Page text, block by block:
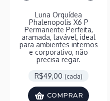
Luna Orquídea
Phalenopolis X6 P
Permanente Perfeita,
aramada, lavável, ideal
para ambientes internos
e corporativo, não
precisa regar.
R$49,00 (cada)
COMPRAR